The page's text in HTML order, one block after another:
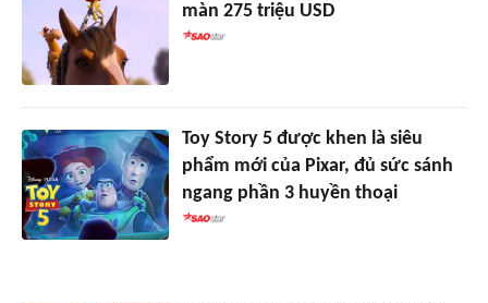
màn 275 triệu USD
Toy Story 5 được khen là siêu
phẩm mới của Pixar, đủ sức sánh
ngang phần 3 huyền thoại